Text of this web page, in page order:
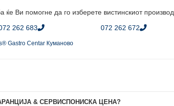
Ви помогне да го изберете вистинскиот производ.
262 683 072 262 672
Gastro Centar Куманово
& СЕРВИСПОНИСКА ЦЕНА?